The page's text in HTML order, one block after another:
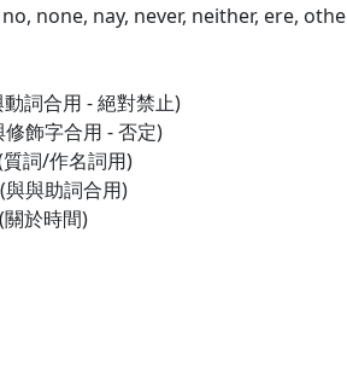
none, nay, never, neither, ere,
詞合用 - 絕對禁止)
修飾字合用 - 否定)
詞/作名詞用)
與與助詞合用)
於時間)